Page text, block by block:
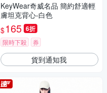
KeyWear奇威名品 簡約舒適輕
膚坦克背心-白色
$165 6折
限時下殺 券
貨到通知我